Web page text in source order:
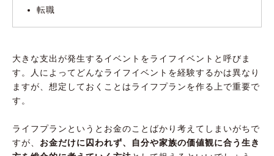
転職
大きな支出が発生するイベントをライフイベントと呼びま
す。人によってどんなライフイベントを経験するかは異なり
ますが、想定しておくことはライフプランを作る上で重要で
す。
ライフプランというとお金のことばかり考えてしまいがちで
すが、 お金だけに囚われず、自分や家族の価値観に合う生き